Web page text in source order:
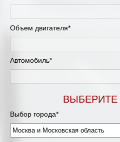
Мурманск
Нижний
Объем двигателя*
Автомобиль*
Выбор города*